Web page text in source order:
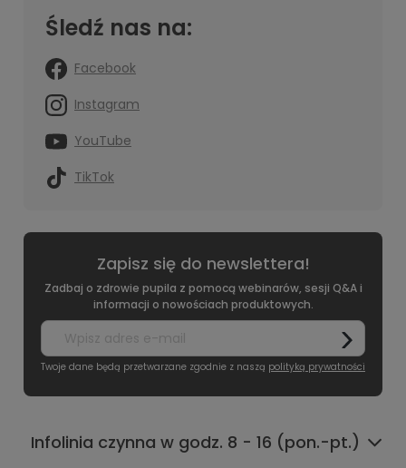
Śledź nas na:
Facebook
Instagram
YouTube
TikTok
Zapisz się do newslettera!
Zadbaj o zdrowie pupila z pomocą webinarów, sesji Q&A i
informacji o nowościach produktowych.
Twoje dane będą przetwarzane zgodnie z naszą polityką prywatności
Infolinia czynna w godz. 8 - 16 (pon.-pt.)